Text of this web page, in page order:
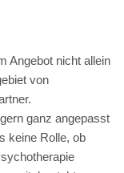
Angebot nicht allein
von
ganz angepasst
keine Rolle, ob